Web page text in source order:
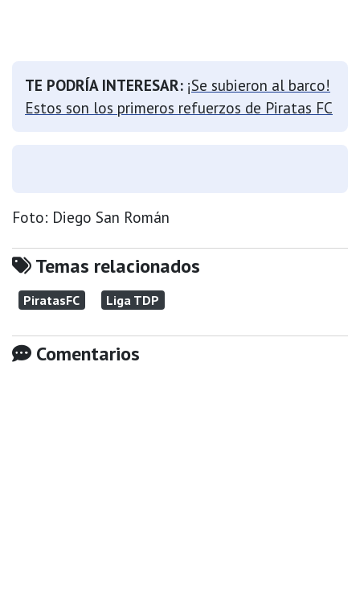
TE PODRÍA INTERESAR: ¡Se subieron al barco!
Estos son los primeros refuerzos de Piratas FC
Foto: Diego San Román
Temas relacionados
PiratasFC Liga TDP
Comentarios